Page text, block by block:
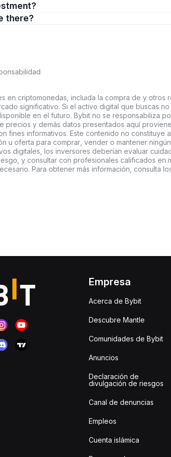
many are there?
en criptomonedas, incluida la compra de y otros
significativo. Si el activo digital que buscas
en el futuro. Bybit no se responsabiliza
precios y demás datos presentados aquí
fines informativos. Este contenido no constituye
u oferta para comprar, vender o mantener
digitales, los inversores deberían evaluar
y consultar con profesionales calificados en
Para obtener más información, consulta
Empresa
Acerca de Bybit
Descubre Mantle
Comunidades de Bybit
Anuncios
Declaración de
divulgación de riesgos
Canal de denuncias
Empleos
Cuenta islámica